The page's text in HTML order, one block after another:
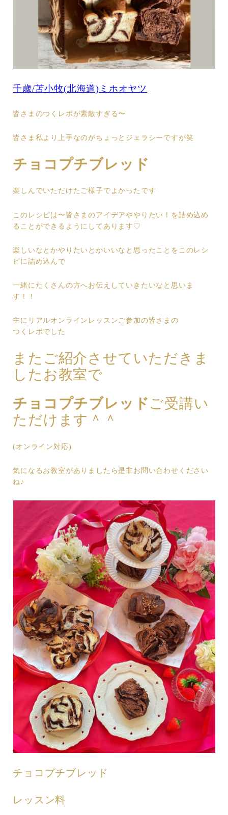
千歳/苫小牧(北海道)ミホオヤツ
皆さまのつくレポが素敵すぎる〜
皆さま私より上手なのがちょっとジェラシーですが笑
チョコプチブレッド
楽しんでいただけたご様子でよかったです
このレシピは〜皆さまのアイデアややりたい！を詰め込め
ることができるようにしてあります♡
楽しいなとかやりたいとかいいなと思ったことをこのレシ
ピに詰め込んで
一緒にたくさんの方へお伝えしていきたいなと思いま
す！！
主にリアルオンラインレッスンご参加の皆さまの
つくレポでした
またご紹介させていただきま
したお教室で
チョコプチブレッドご受講い
ただけます＾＾
(オンライン対応)
気になるお教室がありましたら是非お問い合わせください
ね♪
チョコプチブレッド
レッスン料